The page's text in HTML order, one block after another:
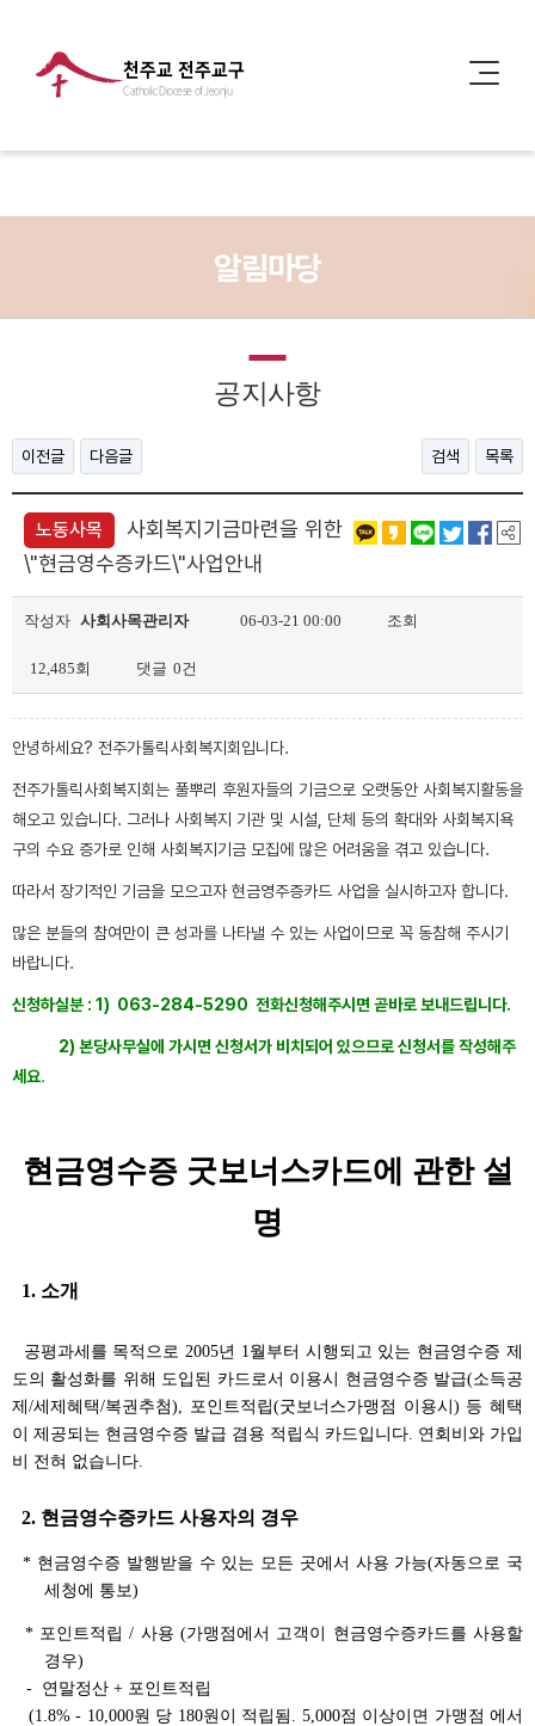
천주교 전주교구
Catholic Diocese of Jeonju
알림마당
공지사항
이전글 다음글 검색 목록
노동사목
사회복지기금마련을 위한
\"현금영수증카드\"사업안내
작성자 사회사목관리자 06-03-21 00:00 조회
12,485회 댓글 0건
안녕하세요? 전주가톨릭사회복지회입니다.
전주가톨릭사회복지회는 풀뿌리 후원자들의 기금으로 오랫동안 사회복지활동을
해오고 있습니다. 그러나 사회복지 기관 및 시설, 단체 등의 확대와 사회복지욕
구의 수요 증가로 인해 사회복지기금 모집에 많은 어려움을 겪고 있습니다.
따라서 장기적인 기금을 모으고자 현금영주증카드 사업을 실시하고자 합니다.
많은 분들의 참여만이 큰 성과를 나타낼 수 있는 사업이므로 꼭 동참해 주시기
바랍니다.
신청하실분 : 1) 063-284-5290 전화신청해주시면 곧바로 보내드립니다.
2) 본당사무실에 가시면 신청서가 비치되어 있으므로 신청서를 작성해주
세요.
현금영수증 굿보너스카드에 관한 설
명
1. 소개
공평과세를 목적으로 2005년 1월부터 시행되고 있는 현금영수증 제
도의 활성화를 위해 도입된 카드로서 이용시 현금영수증 발급(소득공
제/세제혜택/복권추첨), 포인트적립(굿보너스가맹점 이용시) 등 혜택
이 제공되는 현금영수증 발급 겸용 적립식 카드입니다. 연회비와 가입
비 전혀 없습니다.
2. 현금영수증카드 사용자의 경우
* 현금영수증 발행받을 수 있는 모든 곳에서 사용 가능(자동으로 국
세청에 통보)
* 포인트적립 / 사용 (가맹점에서 고객이 현금영수증카드를 사용할
경우)
- 연말정산 + 포인트적립
(1.8% - 10,000원 당 180원이 적립됨. 5,000점 이상이면 가맹점 에서